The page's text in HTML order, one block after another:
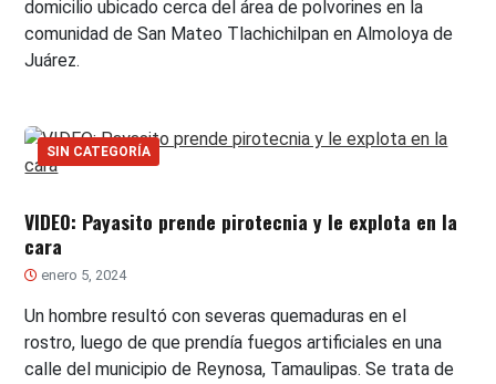
domicilio ubicado cerca del área de polvorines en la
comunidad de San Mateo Tlachichilpan en Almoloya de
Juárez.
SIN CATEGORÍA
VIDEO: Payasito prende pirotecnia y le explota en la
cara
enero 5, 2024
Un hombre resultó con severas quemaduras en el
rostro, luego de que prendía fuegos artificiales en una
calle del municipio de Reynosa, Tamaulipas. Se trata de